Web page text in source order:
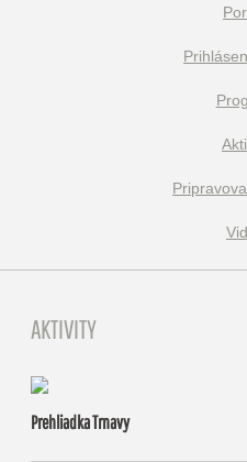
AKTIVITY
Prehliadka Trnavy